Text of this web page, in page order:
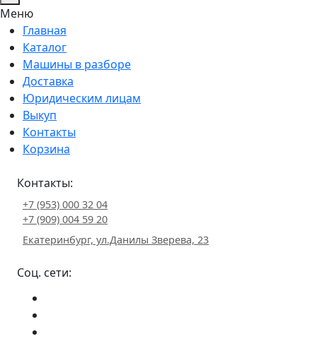
Меню
Главная
Каталог
Машины в разборе
Доставка
Юридическим лицам
Выкуп
Контакты
Корзина
Контакты:
+7 (953) 000 32 04
+7 (909) 004 59 20
Екатеринбург, ул.Данилы Зверева, 23
Соц. сети: